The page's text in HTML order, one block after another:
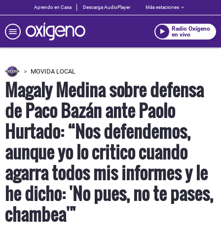
Aprendo en Casa Descarga AudioPlayer Más estaciones
Radio Oxígeno
en vivo
MOVIDA LOCAL
Magaly Medina sobre defensa
de Paco Bazán ante Paolo
Hurtado: “Nos defendemos,
aunque yo lo critico cuando
agarra todos mis informes y le
he dicho: 'No pues, no te pases,
chambea'"